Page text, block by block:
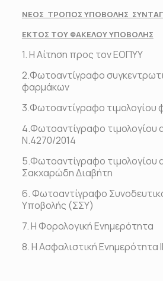
ΝΕΟΣ ΤΡΟΠΟΣ ΥΠΟΒΟΛΗΣ
ΕΚΤΟΣ ΤΟΥ ΦΑΚΕΛΟΥ ΥΠΟΒΟΛΗΣ
1. Η Αίτηση προς τον ΕΟΠΥΥ
2.Φωτοαντίγραφο
φαρμάκων
3.Φωτοαντίγραφο τιμολογίου
4.Φωτοαντίγραφο τιμολογίου
Ν.4270/2014
5.Φωτοαντίγραφο τιμολογίου
Σακχαρώδη Διαβήτη
6. Φωτοαντίγραφο
Υποβολής (ΣΣΥ)
7. Η Φορολογική Ενημερότητα
8.HΑσφαλιστική Ενημερότητα